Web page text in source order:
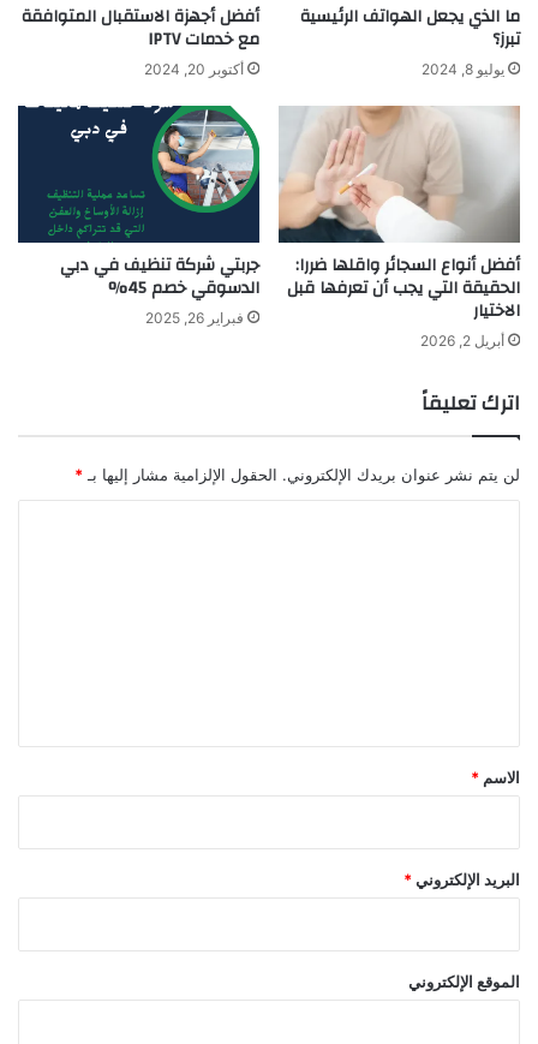
ما الذي يجعل الهواتف الرئيسية
تبرز؟
يوليو 8, 2024
أفضل أجهزة الاستقبال المتوافقة
مع خدمات IPTV
أكتوبر 20, 2024
أفضل أنواع السجائر واقلها ضررا:
الحقيقة التي يجب أن تعرفها قبل
الاختيار
أبريل 2, 2026
جربتي شركة تنظيف في دبي
الدسوقي خصم 45%
فبراير 26, 2025
اترك تعليقاً
لن يتم نشر عنوان بريدك الإلكتروني. الحقول الإلزامية مشار إليها بـ *
*
الاسم *
البريد الإلكتروني *
الموقع الإلكتروني